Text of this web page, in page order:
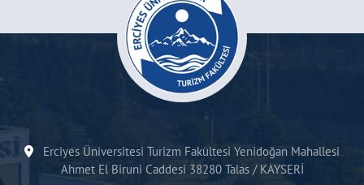
Erciyes Üniversitesi Turizm Fakültesi Yenidoğan Mahallesi
Ahmet El Biruni Caddesi 38280 Talas / KAYSERİ